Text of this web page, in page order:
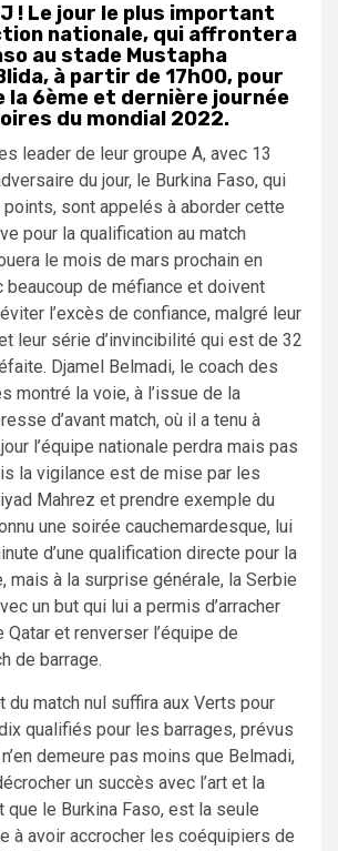
! Le jour le plus important
nationale, qui affrontera
au stade Mustapha
à partir de 17h00, pour
la 6ème et dernière journée
du mondial 2022.
leader de leur groupe A, avec 13
du jour, le Burkina Faso, qui
sont appelés à aborder cette
pour la qualification au match
le mois de mars prochain en
beaucoup de méfiance et doivent
l’excès de confiance, malgré leur
leur série d’invincibilité qui est de 32
Djamel Belmadi, le coach des
montré la voie, à l’issue de la
d’avant match, où il a tenu à
l’équipe nationale perdra mais pas
la vigilance est de mise par les
Mahrez et prendre exemple du
une soirée cauchemardesque, lui
d’une qualification directe pour la
mais à la surprise générale, la Serbie
un but qui lui a permis d’arracher
et renverser l’équipe de
de barrage.
du match nul suffira aux Verts pour
qualifiés pour les barrages, prévus
demeure pas moins que Belmadi,
un succès avec l’art et la
que le Burkina Faso, est la seule
à avoir accrocher les coéquipiers de